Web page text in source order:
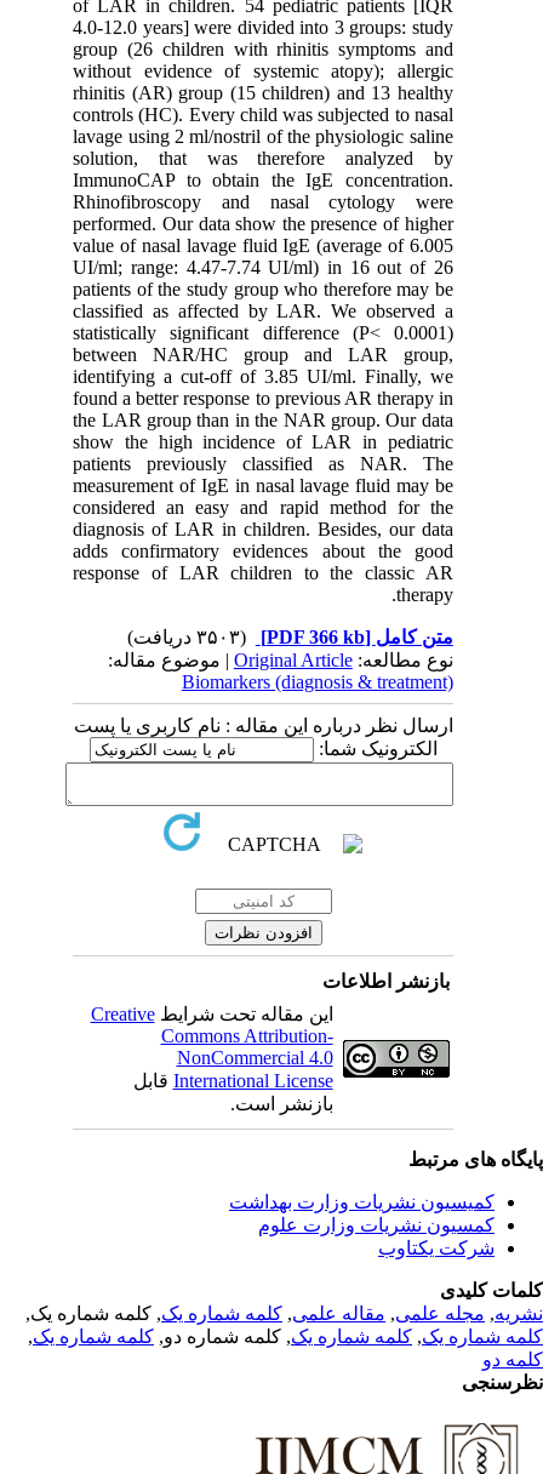
of LAR in children. 54 pediatric patients [IQR
4.0-12.0 years] were divided into 3 groups: study
group (26 children with rhinitis symptoms and
without evidence of systemic atopy); allergic
rhinitis (AR) group (15 children) and 13 healthy
controls (HC). Every child was subjected to nasal
lavage using 2 ml/nostril of the physiologic saline
solution, that was therefore analyzed by
ImmunoCAP to obtain the IgE concentration.
Rhinofibroscopy and nasal cytology were
performed. Our data show the presence of higher
value of nasal lavage fluid IgE (average of 6.005
UI/ml; range: 4.47-7.74 UI/ml) in 16 out of 26
patients of the study group who therefore may be
classified as affected by LAR. We observed a
statistically significant difference (P< 0.0001)
between NAR/HC group and LAR group,
identifying a cut-off of 3.85 UI/ml. Finally, we
found a better response to previous AR therapy in
the LAR group than in the NAR group. Our data
show the high incidence of LAR in pediatric
patients previously classified as NAR. The
measurement of IgE in nasal lavage fluid may be
considered an easy and rapid method for the
diagnosis of LAR in children. Besides, our data
adds confirmatory evidences about the good
response of LAR children to the classic AR
therapy.
متن کامل[PDF 366 kb]
نوع مطالعه:Original Article| موضوع مقاله:
Biomarkers (diagnosis & treatment)
ارسال نظر درباره این مقاله : نام کاربری یا پست
الکترونیک شما:
بازنشر اطلاعات
این مقاله تحت شرایطCreative
Commons Attribution-
NonCommercial 4.0
International Licenseقابل
بازنشر است.
های مرتبط
کمیسیون نشریات وزارت بهداشت
کمسیون نشریات وزارت علوم
شرکت یکتاوب
کلیدی
,مجله علمی, مقاله علمی, کلمه شماره یک, کلمه شماره یک,
شماره یک,کلمه شماره یک, کلمه شماره دو,کلمه شماره یک,
دو